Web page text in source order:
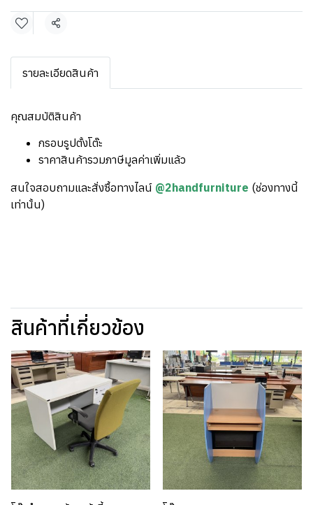
แชร์
รายละเอียดสินค้า
คุณสมบัติสินค้า
กรอบรูปตั้งโต๊ะ
ราคาสินค้ารวมภาษีมูลค่าเพิ่มแล้ว
สนใจสอบถามและสั่งซื้อทางไลน์ @2handfurniture (ช่องทางนี้
เท่านั้น)
สินค้าที่เกี่ยวข้อง